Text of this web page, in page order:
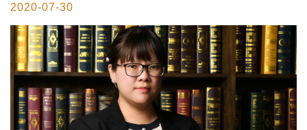
2020-07-30